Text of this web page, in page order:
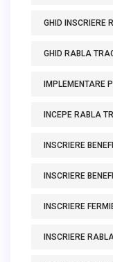
GHID INSCRIERE
GHID RABLA
IMPLEMENTARE
INCEPE RABLA
INSCRIERE
INSCRIERE
INSCRIERE
INSCRIERE